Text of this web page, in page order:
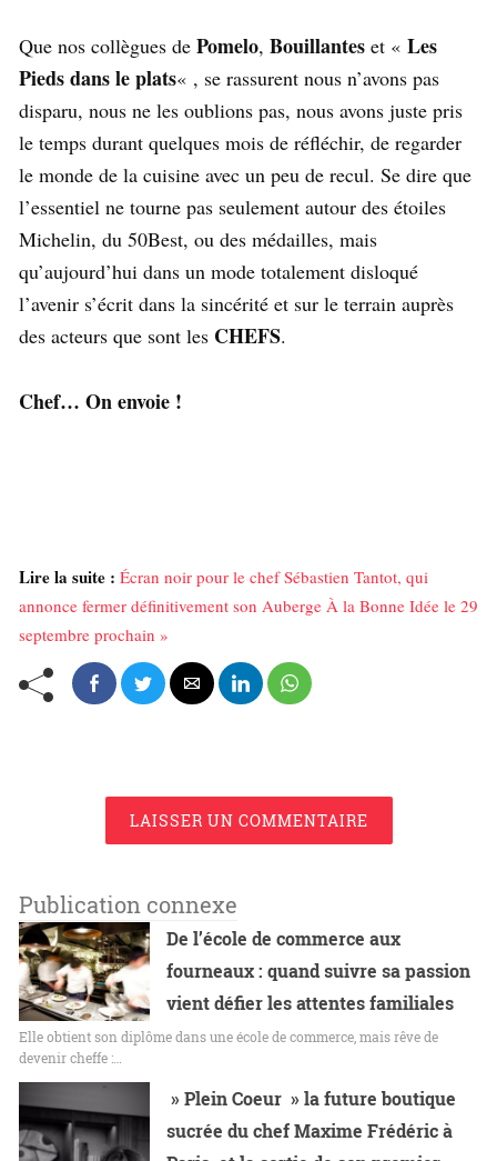
Que nos collègues de Pomelo, Bouillantes et « Les
Pieds dans le plats« , se rassurent nous n’avons pas
disparu, nous ne les oublions pas, nous avons juste pris
le temps durant quelques mois de réfléchir, de regarder
le monde de la cuisine avec un peu de recul. Se dire que
l’essentiel ne tourne pas seulement autour des étoiles
Michelin, du 50Best, ou des médailles, mais
qu’aujourd’hui dans un mode totalement disloqué
l’avenir s’écrit dans la sincérité et sur le terrain auprès
des acteurs que sont les CHEFS.
Chef… On envoie !
Lire la suite : Écran noir pour le chef Sébastien Tantot, qui
annonce fermer définitivement son Auberge À la Bonne Idée le 29
septembre prochain »
LAISSER UN COMMENTAIRE
Publication connexe
De l’école de commerce aux
fourneaux : quand suivre sa passion
vient défier les attentes familiales
Elle obtient son diplôme dans une école de commerce, mais rêve de
devenir cheffe :…
» Plein Coeur » la future boutique
sucrée du chef Maxime Frédéric à